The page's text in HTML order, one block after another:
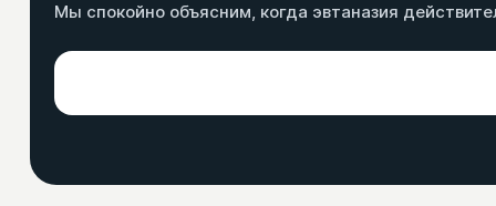
Мы спокойно объясним, когда эвтаназия